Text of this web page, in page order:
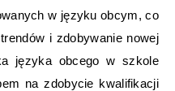
w języku obcym, co
i zdobywanie nowej
języka obcego w szkole
na zdobycie kwalifikacji